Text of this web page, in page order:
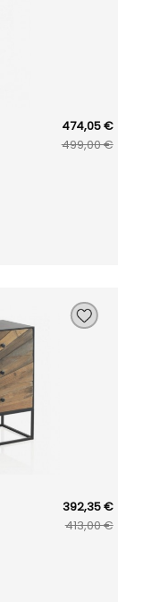
474,05 €
499,00 €
392,35 €
413,00 €